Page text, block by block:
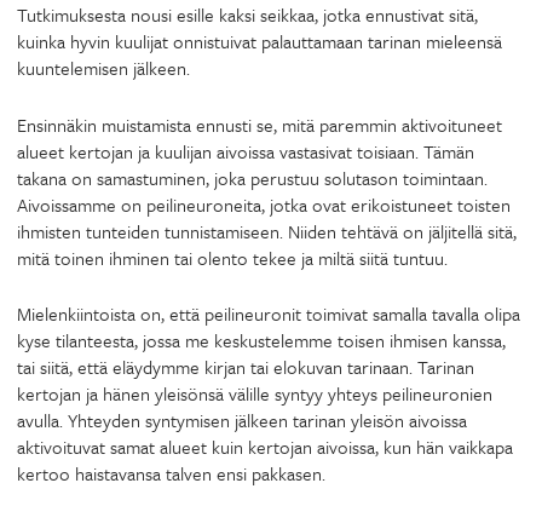
Tutkimuksesta nousi esille kaksi seikkaa, jotka ennustivat sitä,
kuinka hyvin kuulijat onnistuivat palauttamaan tarinan mieleensä
kuuntelemisen jälkeen.
Ensinnäkin muistamista ennusti se, mitä paremmin aktivoituneet
alueet kertojan ja kuulijan aivoissa vastasivat toisiaan. Tämän
takana on samastuminen, joka perustuu solutason toimintaan.
Aivoissamme on peilineuroneita, jotka ovat erikoistuneet toisten
ihmisten tunteiden tunnistamiseen. Niiden tehtävä on jäljitellä sitä,
mitä toinen ihminen tai olento tekee ja miltä siitä tuntuu.
Mielenkiintoista on, että peilineuronit toimivat samalla tavalla olipa
kyse tilanteesta, jossa me keskustelemme toisen ihmisen kanssa,
tai siitä, että eläydymme kirjan tai elokuvan tarinaan. Tarinan
kertojan ja hänen yleisönsä välille syntyy yhteys peilineuronien
avulla. Yhteyden syntymisen jälkeen tarinan yleisön aivoissa
aktivoituvat samat alueet kuin kertojan aivoissa, kun hän vaikkapa
kertoo haistavansa talven ensi pakkasen.